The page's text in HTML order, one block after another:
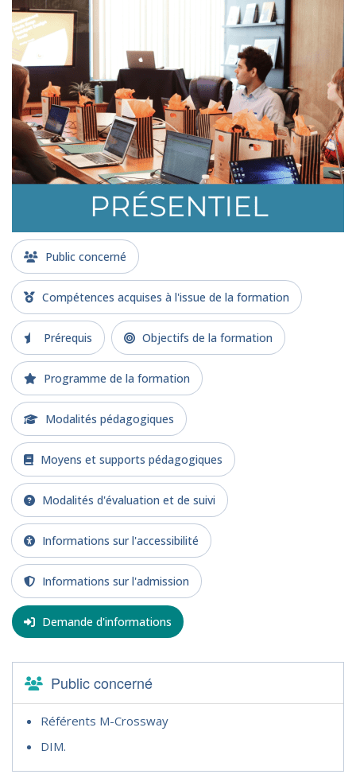
Public concerné
Compétences acquises à l'issue de la formation
Prérequis Objectifs de la formation
Programme de la formation
Modalités pédagogiques
Moyens et supports pédagogiques
Modalités d'évaluation et de suivi
Informations sur l'accessibilité
Informations sur l'admission
Demande d'informations
Public concerné
Référents M-Crossway
DIM.